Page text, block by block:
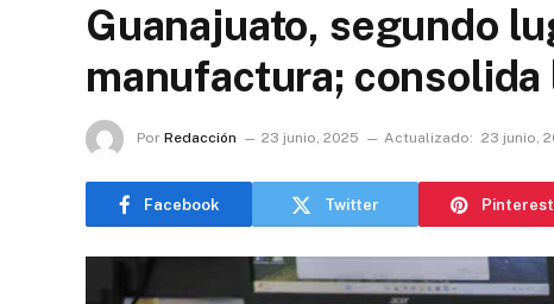
Guanajuato, segundo
manufactura;
Por Redacción 23 junio, 2025 Actualizado: 23 junio,
Facebook Twitter Pinterest